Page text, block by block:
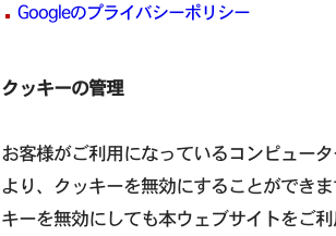
Googleのプライバシーポリシー
クッキーの管理
お客様がご利用になっているコンピュー
より、クッキーを無効にすることができ
キーを無効にしても本ウェブサイトをご